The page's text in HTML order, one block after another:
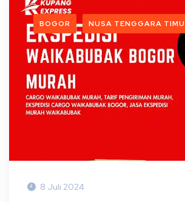
BOGOR NUSA TENGGARA
8 Juli 2024